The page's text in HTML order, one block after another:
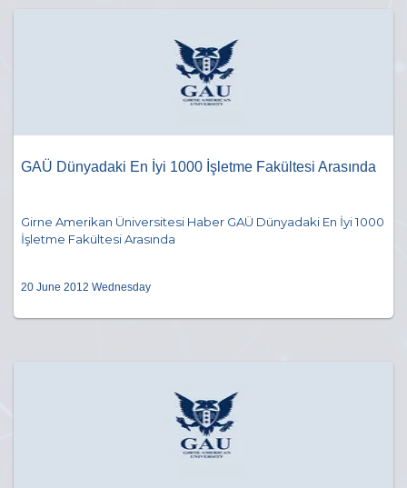
GAÜ Dünyadaki En İyi 1000 İşletme Fakültesi Arasında
Girne Amerikan Üniversitesi Haber GAÜ Dünyadaki En İyi 1000
İşletme Fakültesi Arasında
20 June 2012 Wednesday